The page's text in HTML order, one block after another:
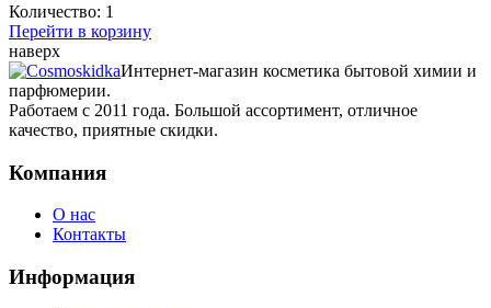
Количество: 1
Перейти в корзину
наверх
Интернет-магазин косметика бытовой химии и
парфюмерии.
Работаем с 2011 года. Большой ассортимент, отличное
качество, приятные скидки.
Компания
О нас
Контакты
Информация